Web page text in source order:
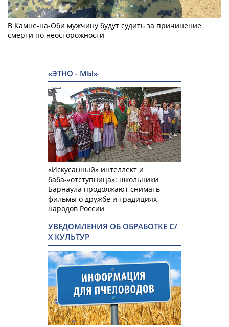
В Камне-на-Оби мужчину будут судить за причинение
смерти по неосторожности
«ЭТНО - МЫ»
«Искусанный» интеллект и
баба-«отступница»: школьники
Барнаула продолжают снимать
фильмы о дружбе и традициях
народов России
УВЕДОМЛЕНИЯ ОБ ОБРАБОТКЕ С/
Х КУЛЬТУР